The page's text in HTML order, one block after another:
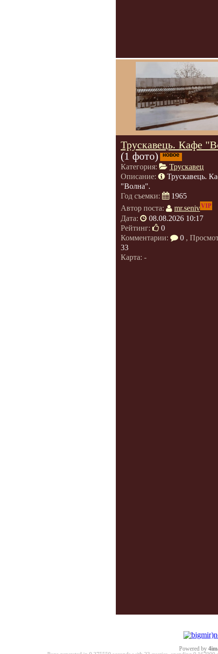
Трускавець. Кафе
(1 фото)
новое
Категория:
Трускавец
Описание:
Трускавець.
"Волна".
Год съемки:
1965
Автор поста:
mr.senivVIP
Дата:
08.08.2026 10:17
Рейтинг:
0
Комментарии:
0 ,
33
Карта: -
Powered by